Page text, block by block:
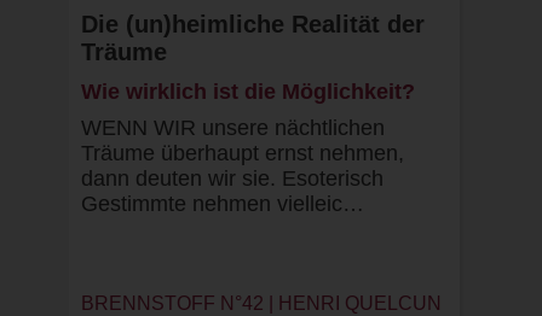
Die (un)heimliche Realität der
Träume
Wie wirklich ist die Möglichkeit?
WENN WIR unsere nächtlichen
Träume überhaupt ernst nehmen,
dann deuten wir sie. Esoterisch
Gestimmte nehmen vielleic…
BRENNSTOFF N°42 | HENRI QUELCUN